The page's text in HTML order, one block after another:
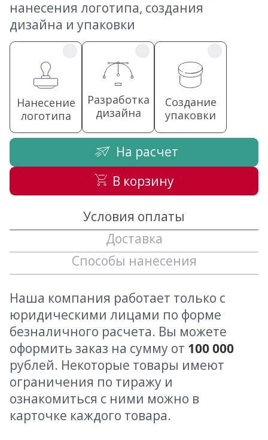
нанесения логотипа, создания
дизайна и упаковки
Нанесение
логотипа
Разработка
дизайна
Создание
упаковки
На расчет
В корзину
Условия оплаты
Доставка
Способы нанесения
Наша компания работает только с
юридическими лицами по форме
безналичного расчета. Вы можете
оформить заказ на сумму от 100 000
рублей. Некоторые товары имеют
ограничения по тиражу и
ознакомиться с ними можно в
карточке каждого товара.